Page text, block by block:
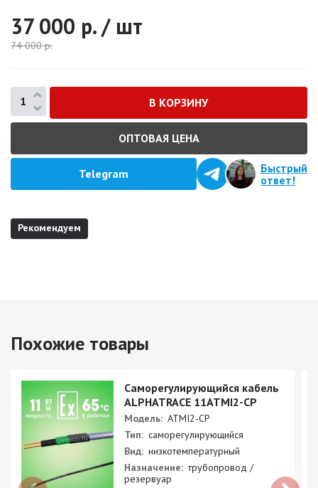
37 000 р. / шт
74 000р.
ОПТОВАЯ ЦЕНА
Telegram
Быстрый
ответ!
Рекомендуем
Похожие товары
Саморегулирующийся кабель
ALPHATRACE 11ATMI2-CP
Модель: ATMI2-CP
Тип: саморегулирующийся
Вид: низкотемпературный
Назначение: трубопровод /
резервуар